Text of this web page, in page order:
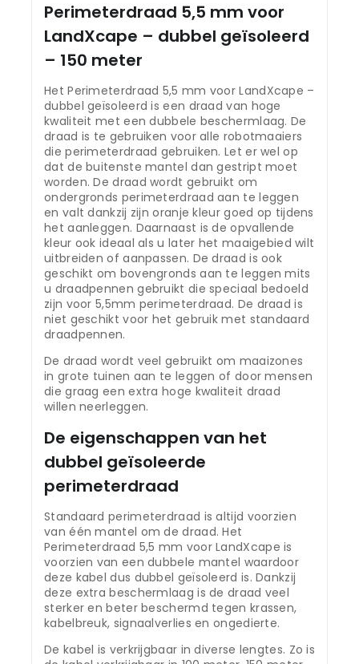
Perimeterdraad 5,5 mm voor
LandXcape – dubbel geïsoleerd
– 150 meter
Het Perimeterdraad 5,5 mm voor LandXcape –
dubbel geïsoleerd is een draad van hoge
kwaliteit met een dubbele beschermlaag. De
draad is te gebruiken voor alle robotmaaiers
die perimeterdraad gebruiken. Let er wel op
dat de buitenste mantel dan gestript moet
worden. De draad wordt gebruikt om
ondergronds perimeterdraad aan te leggen
en valt dankzij zijn oranje kleur goed op tijdens
het aanleggen. Daarnaast is de opvallende
kleur ook ideaal als u later het maaigebied wilt
uitbreiden of aanpassen. De draad is ook
geschikt om bovengronds aan te leggen mits
u draadpennen gebruikt die speciaal bedoeld
zijn voor 5,5mm perimeterdraad. De draad is
niet geschikt voor het gebruik met standaard
draadpennen.
De draad wordt veel gebruikt om maaizones
in grote tuinen aan te leggen of door mensen
die graag een extra hoge kwaliteit draad
willen neerleggen.
De eigenschappen van het
dubbel geïsoleerde
perimeterdraad
Standaard perimeterdraad is altijd voorzien
van één mantel om de draad. Het
Perimeterdraad 5,5 mm voor LandXcape is
voorzien van een dubbele mantel waardoor
deze kabel dus dubbel geïsoleerd is. Dankzij
deze extra beschermlaag is de draad veel
sterker en beter beschermd tegen krassen,
kabelbreuk, signaalverlies en ongedierte.
De kabel is verkrijgbaar in diverse lengtes. Zo is